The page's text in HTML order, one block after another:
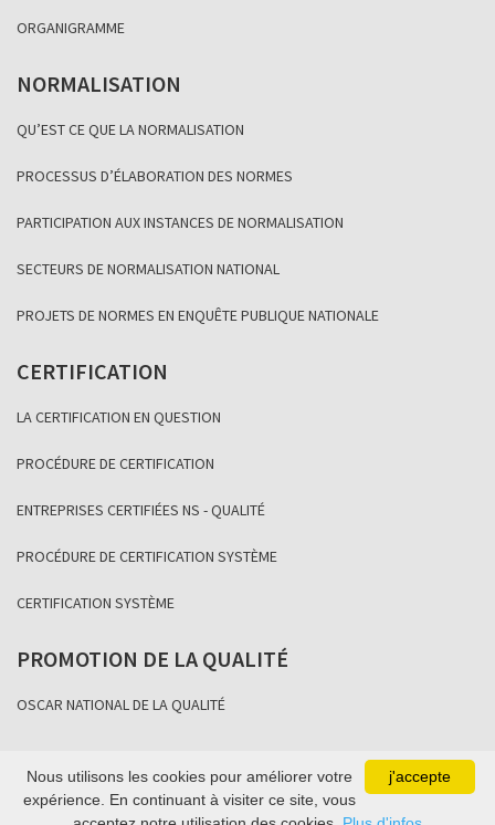
ORGANIGRAMME
NORMALISATION
QU’EST CE QUE LA NORMALISATION
PROCESSUS D’ÉLABORATION DES NORMES
PARTICIPATION AUX INSTANCES DE NORMALISATION
SECTEURS DE NORMALISATION NATIONAL
PROJETS DE NORMES EN ENQUÊTE PUBLIQUE NATIONALE
CERTIFICATION
LA CERTIFICATION EN QUESTION
PROCÉDURE DE CERTIFICATION
ENTREPRISES CERTIFIÉES NS - QUALITÉ
PROCÉDURE DE CERTIFICATION SYSTÈME
CERTIFICATION SYSTÈME
PROMOTION DE LA QUALITÉ
OSCAR NATIONAL DE LA QUALITÉ
Copyright Association Sénégalaise de Normalisation 2021
j'accepte
Nous utilisons les cookies pour améliorer votre
expérience. En continuant à visiter ce site, vous